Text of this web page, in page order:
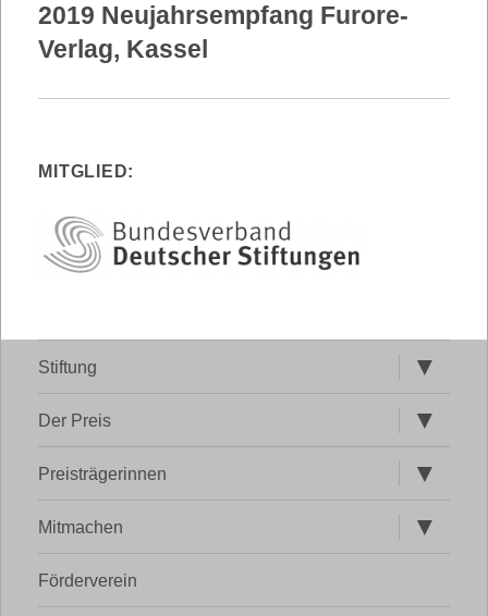
Nächster
Beitrag:
2019 Neujahrsempfang Furore-
Verlag, Kassel
MITGLIED:
Stiftung
öffnen
Der Preis
öffnen
Preisträgerinnen
öffnen
Mitmachen
öffnen
Förderverein